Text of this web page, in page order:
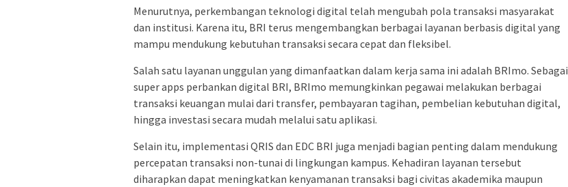
Menurutnya, perkembangan teknologi digital telah mengubah pola transaksi masyarakat
dan institusi. Karena itu, BRI terus mengembangkan berbagai layanan berbasis digital yang
mampu mendukung kebutuhan transaksi secara cepat dan fleksibel.
Salah satu layanan unggulan yang dimanfaatkan dalam kerja sama ini adalah BRImo. Sebagai
super apps perbankan digital BRI, BRImo memungkinkan pegawai melakukan berbagai
transaksi keuangan mulai dari transfer, pembayaran tagihan, pembelian kebutuhan digital,
hingga investasi secara mudah melalui satu aplikasi.
Selain itu, implementasi QRIS dan EDC BRI juga menjadi bagian penting dalam mendukung
percepatan transaksi non-tunai di lingkungan kampus. Kehadiran layanan tersebut
diharapkan dapat meningkatkan kenyamanan transaksi bagi civitas akademika maupun